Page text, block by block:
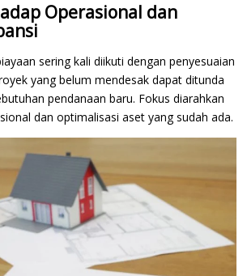
Operasional dan
sering kali diikuti dengan penyesuaian
yang belum mendesak dapat ditunda
pendanaan baru. Fokus diarahkan
dan optimalisasi aset yang sudah ada.